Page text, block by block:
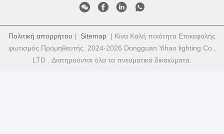
Πολιτική απορρήτου | Sitemap | Κίνα Καλή ποιότητα Επικεφαλής
φωτισμός Προμηθευτής. 2024-2026 Dongguan Yihao lighting Co.,
LTD . Διατηρούνται όλα τα πνευματικά δικαιώματα.